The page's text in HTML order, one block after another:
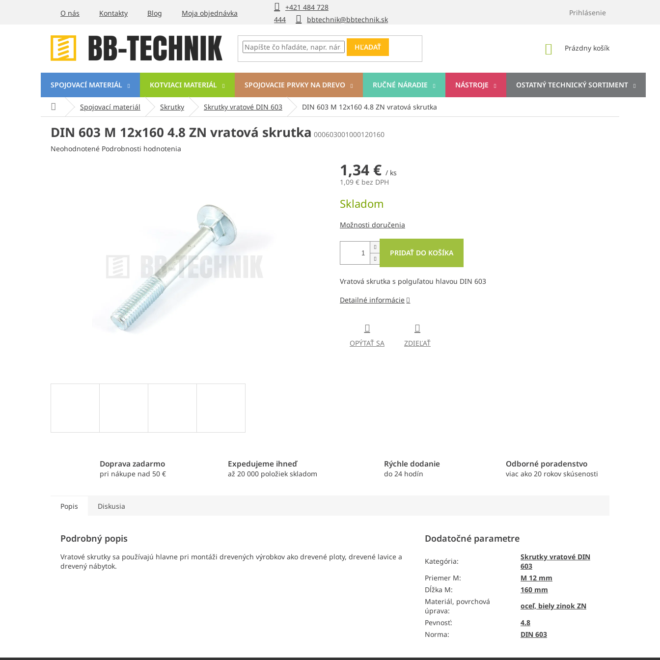
+421 484 728
444
bbtechnik@bbtechnik.sk
O nás Kontakty Blog Moja objednávka Prihlásenie
HĽADAŤ
NÁKUPNÝ
Prázdny košík
SPOJOVACÍ MATERIÁL KOTVIACI MATERIÁL SPOJOVACIE PRVKY NA DREVO RUČNÉ NÁRADIE NÁSTROJE OSTATNÝ TECHNICKÝ SORTIMENT
DomovSpojovací materiál Skrutky Skrutky vratové DIN 603 DIN 603 M 12x160 4.8 ZN vratová skrutka
DIN 603 M 12x160 4.8 ZN vratová skrutka 000603001000120160
Priemerné
Neohodnotené Podrobnosti hodnotenia
1,34 € / ks
1,09 € bez DPH
cena:
Skladom
Možnosti doručenia
PRIDAŤ DO KOŠÍKA
Vratová skrutka s polguľatou hlavou DIN 603
Detailné informácie
OPÝTAŤ SA ZDIEĽAŤ
Doprava zadarmo
pri nákupe nad 50 €
Expedujeme ihneď
až 20 000 položiek skladom
Rýchle dodanie
do 24 hodín
Odborné poradenstvo
viac ako 20 rokov skúsenosti
Popis Diskusia
Podrobný popis
Vratové skrutky sa používajú hlavne pri montáži drevených výrobkov ako drevené ploty, drevené lavice a
drevený nábytok.
Dodatočné parametre
Kategória:
Skrutky vratové DIN
603
Priemer M:
M 12 mm
Dĺžka M:
160 mm
Materiál, povrchová
úprava:
oceľ, biely zinok ZN
Pevnosť:
4.8
Norma: DIN 603